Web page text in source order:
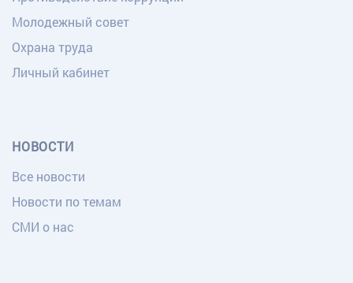
Молодежный совет
Охрана труда
Личный кабинет
НОВОСТИ
Все новости
Новости по темам
СМИ о нас